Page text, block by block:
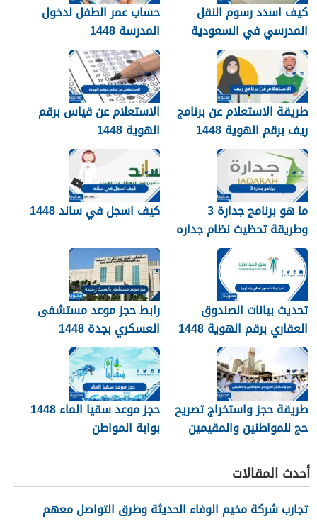
كيف اسدد رسوم النقل
المدرسي في السعودية
1448
حساب عمر الطفل لدخول
المدرسة 1448
طريقة الاستعلام عن برنامج
ريف برقم الهوية 1448
الاستعلام عن قياس برقم
الهوية 1448
services.qiyas.sa
ما هو برنامج جدارة 3
وطريقة تحظيث نظام جداره
1448
كيف اسجل في ساند 1448
تحديث بيانات الصندوق
العقاري برقم الهوية 1448
الرابط والخطوات
رابط حجز موعد مستشفى
العسكري بجدة 1448
طريقة حجز واستخراج تصريح
حج للمواطنين والمقيمين
حجز موعد سقيا الماء 1448
بوابة المواطن
أحدث المقالات
تجارب شركة مخيم الوفاء الحديثة وطرق التواصل معهم